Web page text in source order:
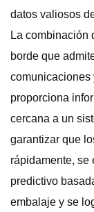
datos valiosos
La combinación
borde que
comunicaciones
proporciona
cercana a un
garantizar que
rápidamente, se
predictivo
embalaje y se